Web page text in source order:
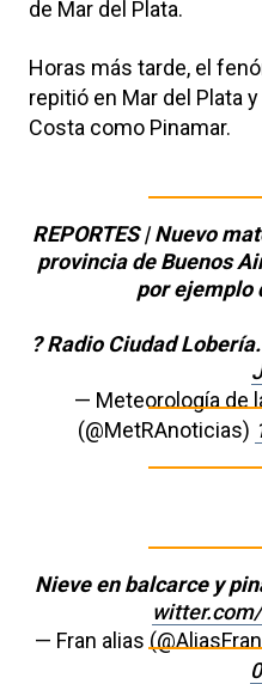
de Mar del Plata.
Horas más tarde, el
repitió en Mar del Plata
Costa como Pinamar.
REPORTES | Nuevo
provincia de Buenos
por ejemplo
? Radio Ciudad Lobería.
— Meteorología de
(@MetRAnoticias)
Nieve en balcarce y
— Fran alias